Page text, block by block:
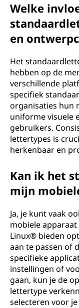
Welke
en
Het
hebben op de
verschillende
specifiek
organisaties hun
uniforme visuele
gebruikers.
lettertypes is
herkenbaar en
Kan ik het
mijn
Ja, je kunt vaak
mobiele
Linux® bieden
aan te passen of
specifieke
instellingen of
gaan, kun je de
lettertype
selecteren voor